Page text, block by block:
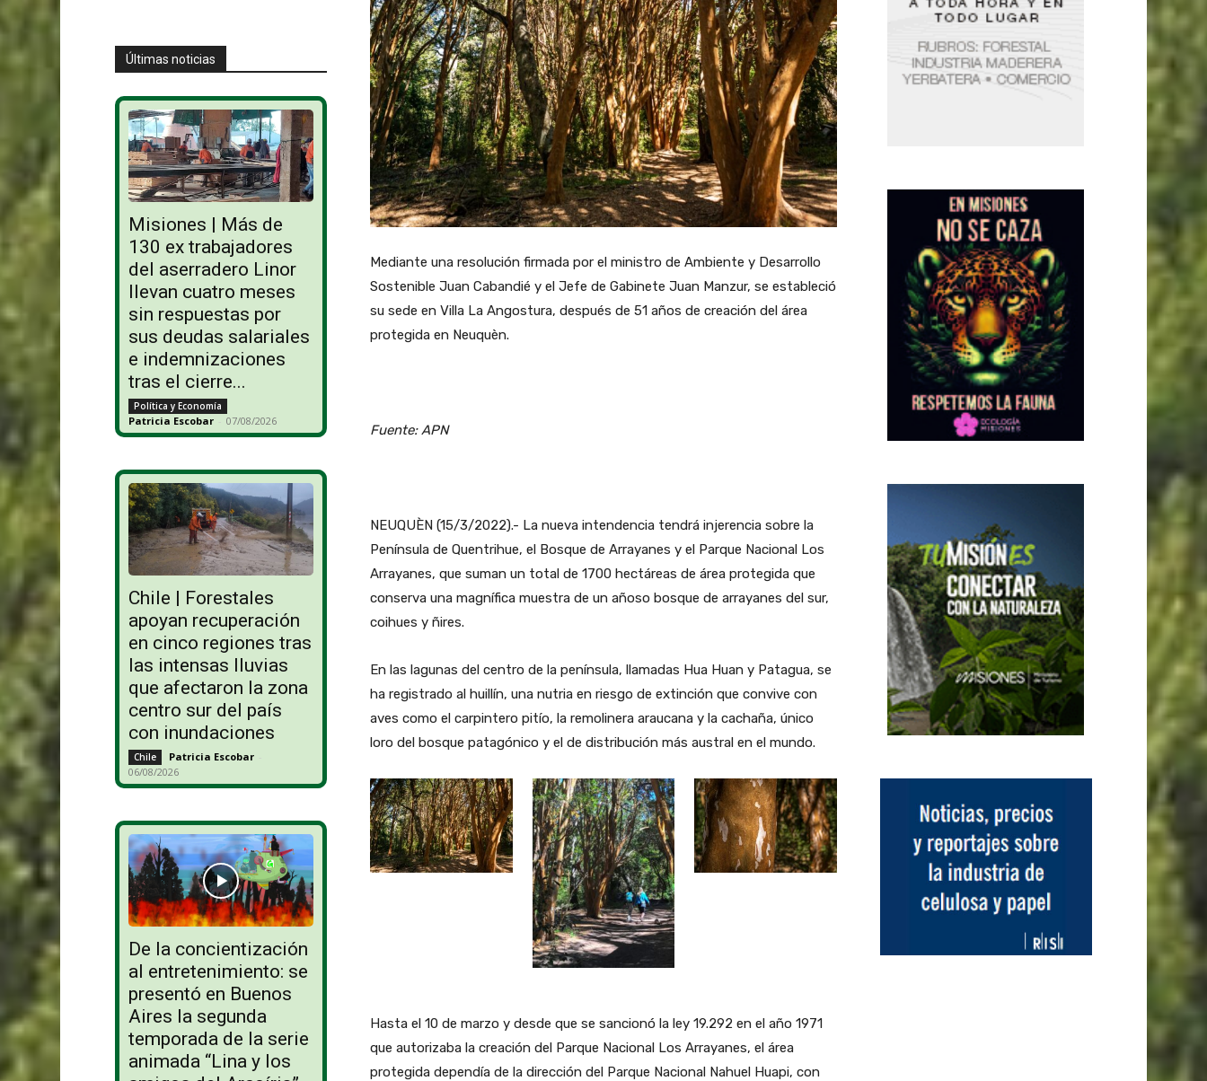
Últimas noticias
Misiones | Más de
130 ex trabajadores
del aserradero Linor
llevan cuatro meses
sin respuestas por
sus deudas salariales
e indemnizaciones
tras el cierre...
Política y Economía
Patricia Escobar - 07/08/2026
Chile | Forestales
apoyan recuperación
en cinco regiones tras
las intensas lluvias
que afectaron la zona
centro sur del país
con inundaciones
Chile Patricia Escobar -
06/08/2026
De la concientización
al entretenimiento: se
presentó en Buenos
Aires la segunda
temporada de la serie
animada “Lina y los
Mediante una resolución firmada por el ministro de Ambiente y Desarrollo
Sostenible Juan Cabandié y el Jefe de Gabinete Juan Manzur, se estableció
su sede en Villa La Angostura, después de 51 años de creación del área
protegida en Neuquèn.
Fuente: APN
NEUQUÈN (15/3/2022).- La nueva intendencia tendrá injerencia sobre la
Península de Quentrihue, el Bosque de Arrayanes y el Parque Nacional Los
Arrayanes, que suman un total de 1700 hectáreas de área protegida que
conserva una magnífica muestra de un añoso bosque de arrayanes del sur,
coihues y ñires.
En las lagunas del centro de la península, llamadas Hua Huan y Patagua, se
ha registrado al huillín, una nutria en riesgo de extinción que convive con
aves como el carpintero pitío, la remolinera araucana y la cachaña, único
loro del bosque patagónico y el de distribución más austral en el mundo.
Hasta el 10 de marzo y desde que se sancionó la ley 19.292 en el año 1971
que autorizaba la creación del Parque Nacional Los Arrayanes, el área
protegida dependía de la dirección del Parque Nacional Nahuel Huapi, con